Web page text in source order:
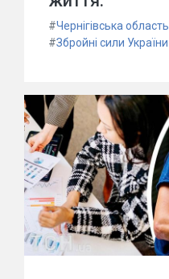
#Чернігівська область
#Збройні сили України